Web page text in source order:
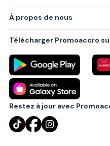
Produits
Villes principales
À propos de nous
Politique de confidentialité
Règlements
Partenariat B2B
Blog
Contact
Télécharger Promoaccro
Restez à jour avec